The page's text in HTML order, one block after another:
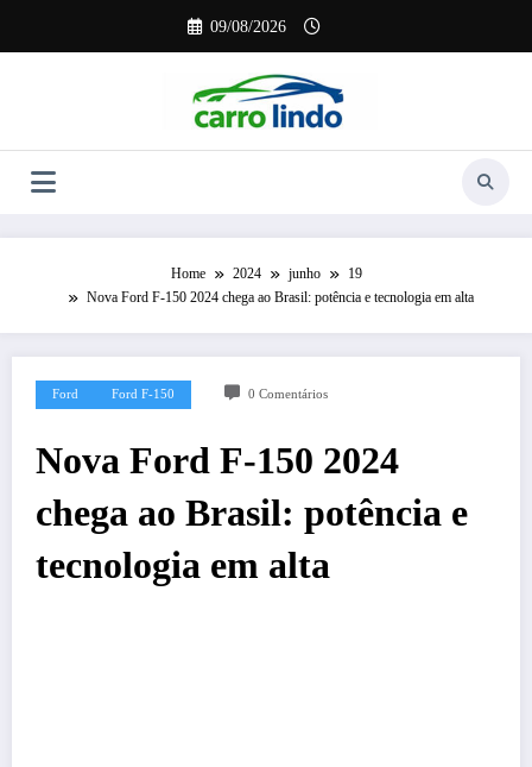
o
09/08/2026
Home 2024 junho
19
Nova Ford F-150 2024 chega ao Brasil: potência e tecnologia em alta
Ford Ford F-150 0 Comentários
Nova Ford F-150 2024
chega ao Brasil: potência e
tecnologia em alta